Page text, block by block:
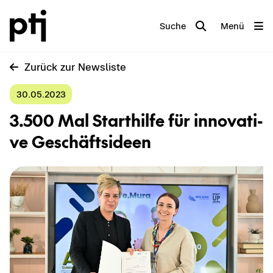
Suche Menü
Zu­rück zur News­lis­te
30.05.2023
3.500 Mal Start­hil­fe für in­no­va­ti­
ve Ge­schäfts­ideen